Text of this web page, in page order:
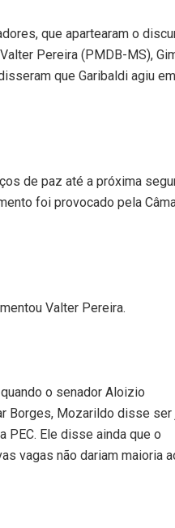
que apartearam o
Pereira (PMDB-MS),
que Garibaldi agiu em
de paz até a próxima
foi provocado pela
Valter Pereira.
o senador Aloizio
Borges, Mozarildo disse ser
PEC. Ele disse ainda que o
vagas não dariam maioria